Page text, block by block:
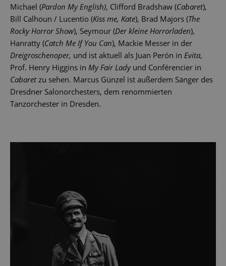
Michael (Pardon My English), Clifford Bradshaw (Cabaret),
Bill Calhoun / Lucentio (Kiss me, Kate), Brad Majors (The
Rocky Horror Show), Seymour (Der kleine Horrorladen),
Hanratty (Catch Me If You Can), Mackie Messer in der
Dreigroschenoper, und ist aktuell als Juan Perón in Evita,
Prof. Henry Higgins in My Fair Ladyund Conférencier in
Cabaretzu sehen. Marcus Günzel ist außerdem Sänger des
Dresdner Salonorchesters, dem renommierten
Tanzorchester in Dresden.